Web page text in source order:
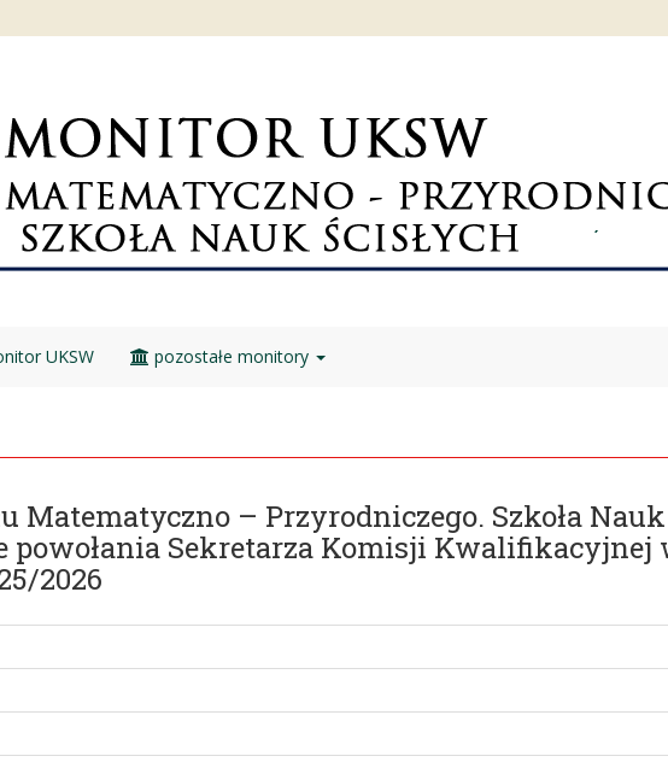
UKSW pozostałe monitory
Matematyczno – Przyrodniczego. Szkoła Nauk
Sekretarza Komisji Kwalifikacyjnej
2026